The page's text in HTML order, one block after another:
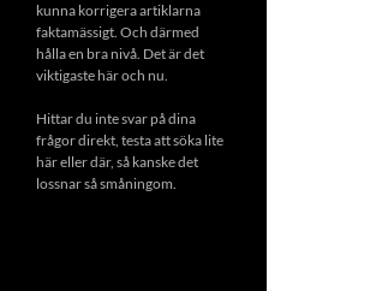
kunna korrigera artiklarna
faktamässigt. Och därmed
hålla en bra nivå. Det är det
viktigaste här och nu.
Hittar du inte svar på dina
frågor direkt, testa att söka lite
här eller där, så kanske det
lossnar så småningom.